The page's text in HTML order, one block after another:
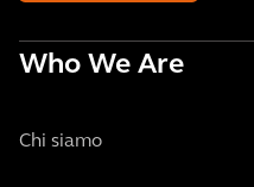
Who We Are
Chi siamo